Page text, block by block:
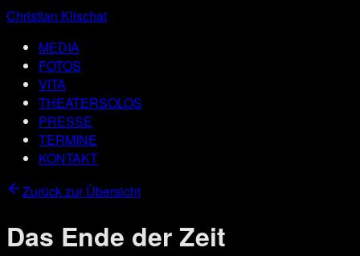
Christian Klischat
MEDIA
FOTOS
VITA
THEATERSOLOS
PRESSE
TERMINE
KONTAKT
Zurück zur Übersicht
Das Ende der Zeit